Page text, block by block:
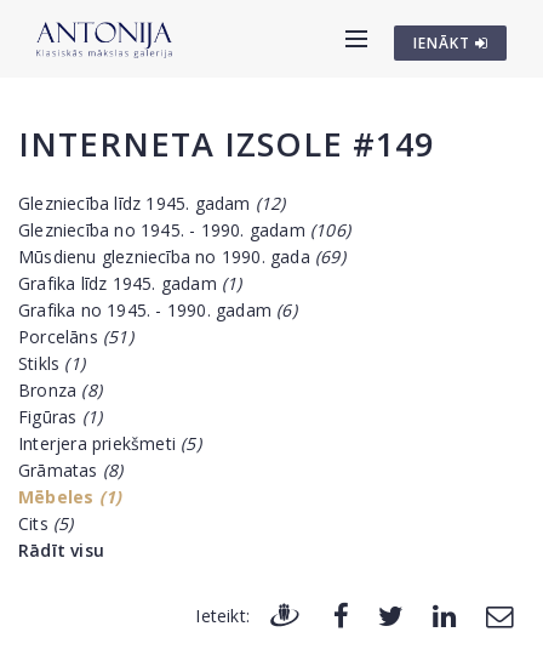
IENĀKT
INTERNETA IZSOLE #149
Glezniecība līdz 1945. gadam (12)
Glezniecība no 1945. - 1990. gadam (106)
Mūsdienu glezniecība no 1990. gada (69)
Grafika līdz 1945. gadam (1)
Grafika no 1945. - 1990. gadam (6)
Porcelāns (51)
Stikls (1)
Bronza (8)
Figūras (1)
Interjera priekšmeti (5)
Grāmatas (8)
Mēbeles (1)
Cits (5)
Rādīt visu
Ieteikt: